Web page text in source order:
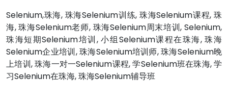
Selenium,珠海, 珠海Selenium训练, 珠海Selenium课程, 珠
海, 珠海Selenium老师, 珠海Selenium周末培训, Selenium,
珠海短期Selenium培训, 小组Selenium课程在珠海, 珠海
Selenium企业培训, 珠海Selenium培训师, 珠海Selenium晚
上培训, 珠海一对一Selenium课程, 学Selenium班在珠海, 学
习Selenium在珠海, 珠海Selenium辅导班